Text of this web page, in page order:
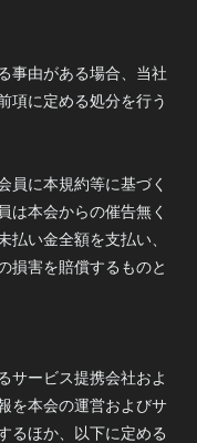
事由がある場合、当社
項に定める処分を行う
員に本規約等に基づく
は本会からの催告無く
払い金全額を支払い、
損害を賠償するものと
サービス提携会社およ
を本会の運営およびサ
るほか、以下に定める